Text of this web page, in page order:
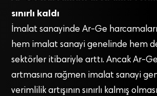
sınırlı kaldı
İmalat sanayinde Ar-Ge
hem imalat sanayi genelinde hem
sektörler itibariyle arttı. Ancak Ar-
artmasına rağmen imalat sanayi
verimlilik artışının sınırlı kalmış